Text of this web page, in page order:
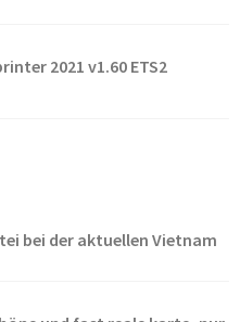
2021 v1.60 ETS2
bei der aktuellen Vietnam